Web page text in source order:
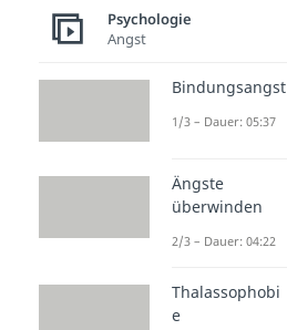
Psychologie
Angst
Bindungsangst
1/3 – Dauer: 05:37
Ängste
überwinden
2/3 – Dauer: 04:22
Thalassophobi
e